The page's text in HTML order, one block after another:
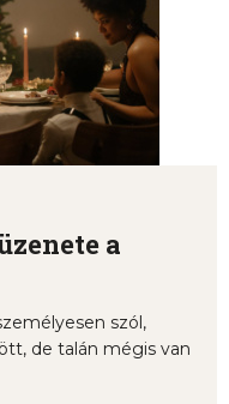
a
szól,
de talán mégis van